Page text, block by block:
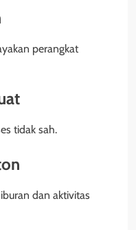
perangkat
tidak sah.
dan aktivitas